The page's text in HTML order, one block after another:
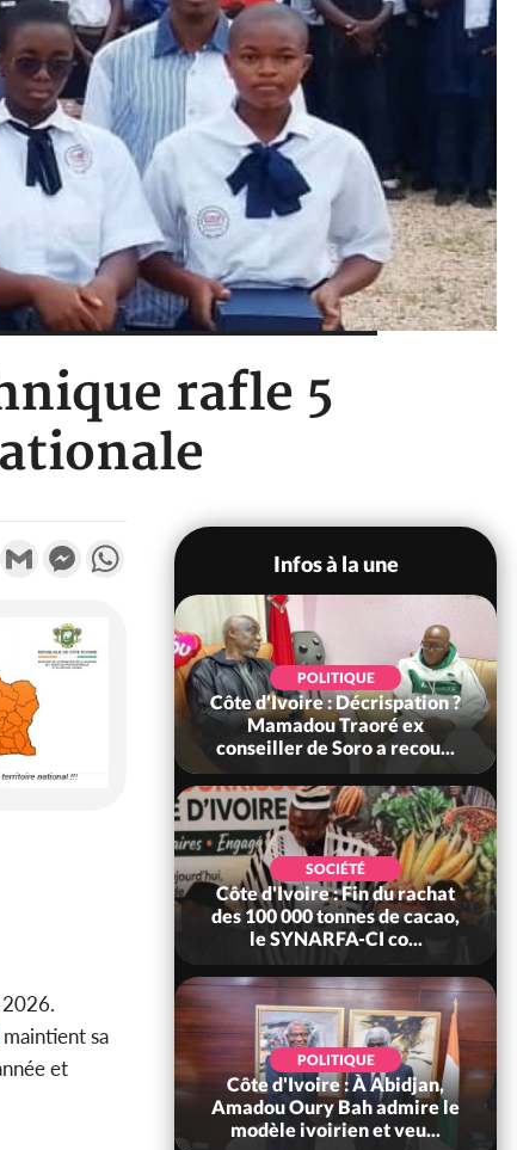
rafle 5
Email Gmail MessengerWhatsApp
2026.
maintient sa
et
Infos à la une
POLITIQUE
Côte d'Ivoire : Décrispation ?
Mamadou Traoré ex
conseiller de Soro a recou...
SOCIÉTÉ
Côte d'Ivoire : Fin du rachat
des 100 000 tonnes de cacao,
le SYNARFA-CI co...
POLITIQUE
Côte d'Ivoire : À Abidjan,
Amadou Oury Bah admire le
modèle ivoirien et veu...
Côte d'Ivoire :
FCFA de la
métro
Côte d'Ivoire :
de fer autour de
le SYNHA-
Côte d'Ivoire :
tragiques à
ayant fait 03